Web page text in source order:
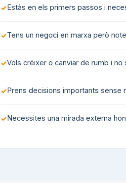
Estàs en els primers passos i
Tens un negoci en marxa però
Vols créixer o canviar de rumb i
Prens decisions importants sense
Necessites una mirada externa